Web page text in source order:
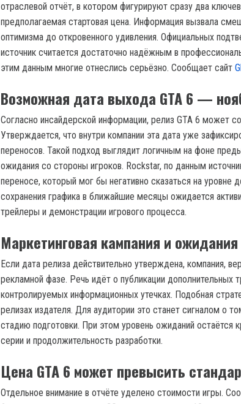
отраслевой отчёт, в котором фигурируют сразу два
предполагаемая стартовая цена. Информация вызвала
оптимизма до откровенного удивления. Официальных
источник считается достаточно надёжным в
этим данным многие отнеслись серьёзно. Сообщает сайт
Возможная дата выхода GTA 6 —
Согласно инсайдерской информации, релиз GTA 6 может
Утверждается, что внутри компании эта дата уже
переносов. Такой подход выглядит логичным на фоне
ожидания со стороны игроков. Rockstar, по данным
переносе, который мог бы негативно сказаться на уровне
сохранения графика в ближайшие месяцы ожидается
трейлеры и демонстрации игрового процесса.
Маркетинговая кампания и
Если дата релиза действительно утверждена, компания,
рекламной фазе. Речь идёт о публикации дополнительных
контролируемых информационных утечках. Подобная
релизах издателя. Для аудитории это станет сигналом о
стадию подготовки. При этом уровень ожиданий остаётся
серии и продолжительность разработки.
Цена GTA 6 может превысить
Отдельное внимание в отчёте уделено стоимости игры.